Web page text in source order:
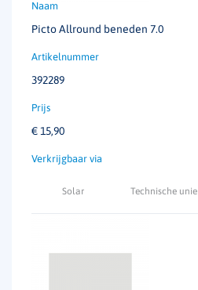
Picto Allround beneden 7.0
392289
€15,90
Solar Technische unie